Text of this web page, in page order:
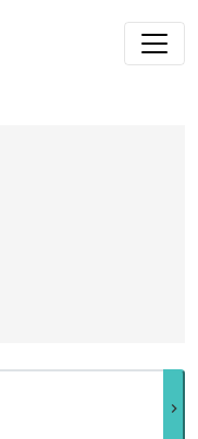
chevron_right